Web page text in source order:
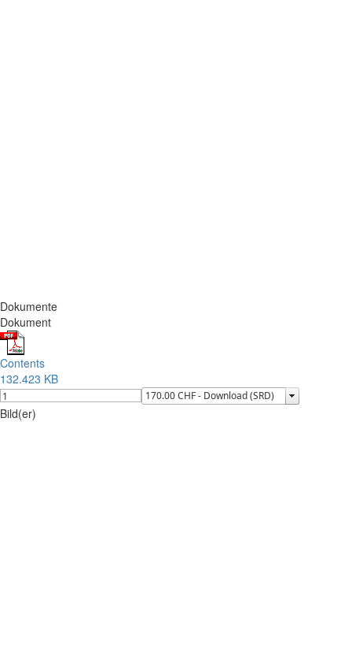
Dokumente
Dokument
Contents
132.423 KB
Bild(er)